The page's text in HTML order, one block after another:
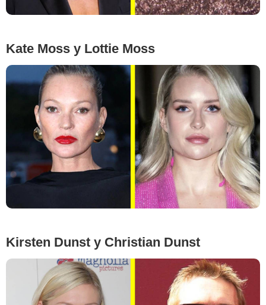
Kate Moss y Lottie Moss
Kirsten Dunst y Christian Dunst
Google Images